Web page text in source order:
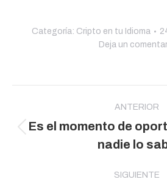
Categoría: Cripto en tu Idioma
Deja un
publicaciones
ANTERIOR
Es el momento de
nadie lo
SIGUIENTE